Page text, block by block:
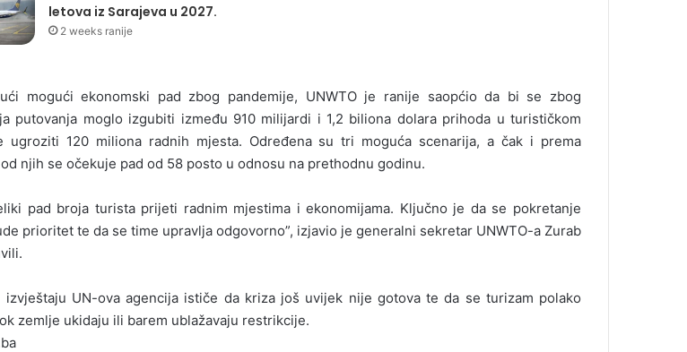
letova iz Sarajeva u 2027.
2 weeks ranije
mogući ekonomski pad zbog pandemije, UNWTO je ranije saopćio da bi se zbog
putovanja moglo izgubiti između 910 milijardi i 1,2 biliona dolara prihoda u turističkom
ugroziti 120 miliona radnih mjesta. Određena su tri moguća scenarija, a čak i prema
njih se očekuje pad od 58 posto u odnosu na prethodnu godinu.
pad broja turista prijeti radnim mjestima i ekonomijama. Ključno je da se pokretanje
prioritet te da se time upravlja odgovorno”, izjavio je generalni sekretar UNWTO-a Zurab
izvještaju UN-ova agencija ističe da kriza još uvijek nije gotova te da se turizam polako
zemlje ukidaju ili barem ublažavaju restrikcije.